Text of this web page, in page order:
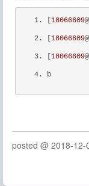
18066609
18066609
18066609
b
posted @ 2018-12-